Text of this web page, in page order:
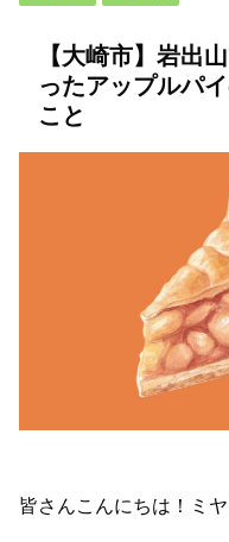
【大崎市】岩出
ったアップルパ
こと
皆さんこんにちは！ミ